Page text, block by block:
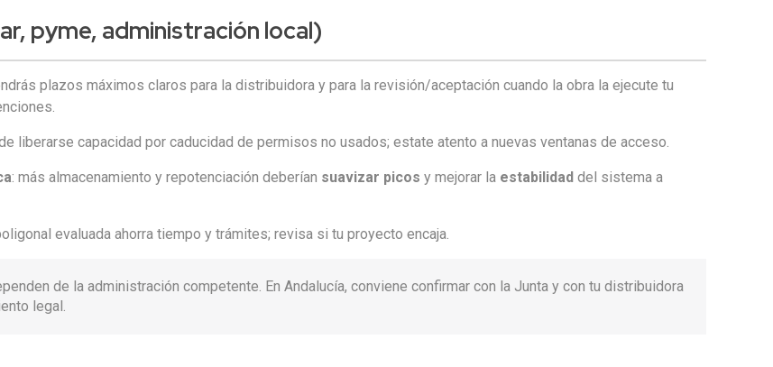
pyme, administración local)
plazos máximos claros para la distribuidora y para la revisión/aceptación cuando la obra la ejecute tu
liberarse capacidad por caducidad de permisos no usados; estate atento a nuevas ventanas de acceso.
: más almacenamiento y repotenciación deberían suavizar picos y mejorar la estabilidad del sistema a
evaluada ahorra tiempo y trámites; revisa si tu proyecto encaja.
de la administración competente. En Andalucía, conviene confirmar con la Junta y con tu distribuidora
legal.